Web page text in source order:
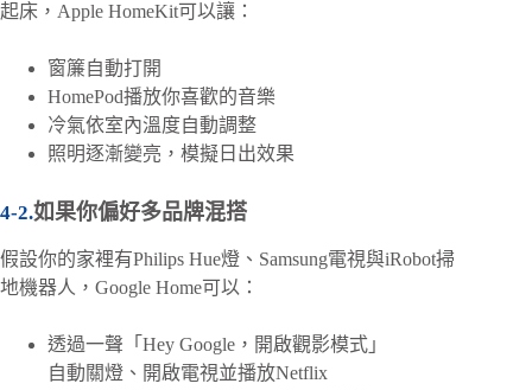
起床，Apple HomeKit可以讓：
窗簾自動打開
HomePod播放你喜歡的音樂
冷氣依室內溫度自動調整
照明逐漸變亮，模擬日出效果
如果你偏好多品牌混搭
假設你的家裡有Philips Hue燈、Samsung電視與iRobot掃
地機器人，Google Home可以：
透過一聲「Hey Google，開啟觀影模式」
自動關燈、開啟電視並播放Netflix